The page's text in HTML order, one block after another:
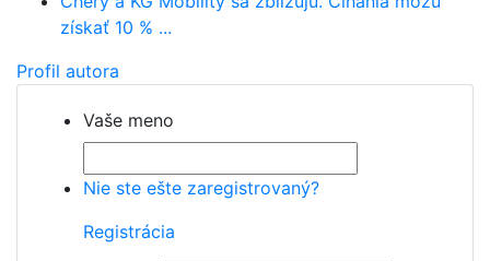
získať 10 % ...
Profil autora
Vaše meno
Nie ste ešte zaregistrovaný?
Registrácia